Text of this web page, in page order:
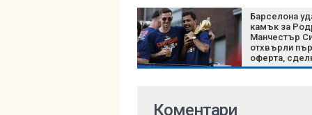
Барселона
камък за
Манчестър
отхвърли
оферта,
влиза в
Коментари